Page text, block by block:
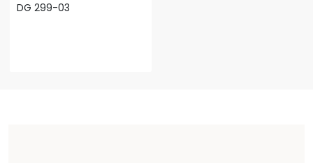
DG 299-03